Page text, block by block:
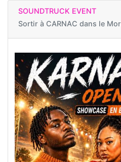
SOUNDTRUCK EVENT
Sortir à CARNAC dans le